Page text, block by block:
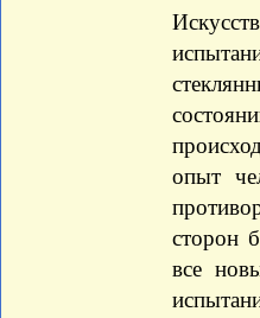
опыт
сторон
все